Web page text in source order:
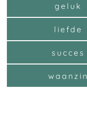
geluk
liefde
succes
waanzin